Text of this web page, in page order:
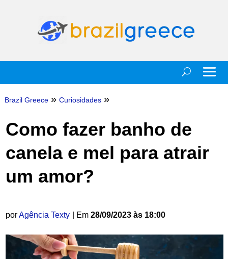
Brazil Greece » Curiosidades »
Como fazer banho de
canela e mel para atrair
um amor?
porAgência Texty | Em 28/09/2023 às 18:00